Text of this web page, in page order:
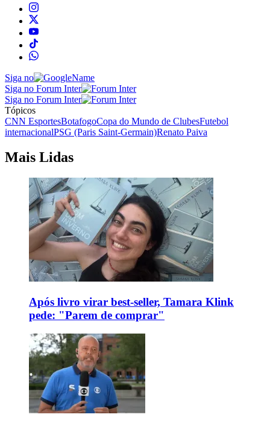
Siga no
Siga no Forum Inter
Siga no Forum Inter
Tópicos
CNN EsportesBotafogoCopa do Mundo de ClubesFutebol
internacionalPSG (Paris Saint-Germain)Renato Paiva
Mais Lidas
Após livro virar best-seller, Tamara Klink
pede: "Parem de comprar"